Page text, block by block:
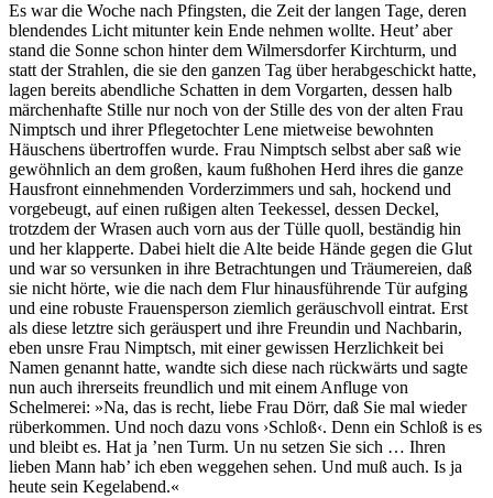
Es war die Woche nach Pfingsten, die Zeit der langen Tage, deren
blendendes Licht mitunter kein Ende nehmen wollte. Heut’ aber
stand die Sonne schon hinter dem Wilmersdorfer Kirchturm, und
statt der Strahlen, die sie den ganzen Tag über herabgeschickt hatte,
lagen bereits abendliche Schatten in dem Vorgarten, dessen halb
märchenhafte Stille nur noch von der Stille des von der alten Frau
Nimptsch und ihrer Pflegetochter Lene mietweise bewohnten
Häuschens übertroffen wurde. Frau Nimptsch selbst aber saß wie
gewöhnlich an dem großen, kaum fußhohen Herd ihres die ganze
Hausfront einnehmenden Vorderzimmers und sah, hockend und
vorgebeugt, auf einen rußigen alten Teekessel, dessen Deckel,
trotzdem der Wrasen auch vorn aus der Tülle quoll, beständig hin
und her klapperte. Dabei hielt die Alte beide Hände gegen die Glut
und war so versunken in ihre Betrachtungen und Träumereien, daß
sie nicht hörte, wie die nach dem Flur hinausführende Tür aufging
und eine robuste Frauensperson ziemlich geräuschvoll eintrat. Erst
als diese letztre sich geräuspert und ihre Freundin und Nachbarin,
eben unsre Frau Nimptsch, mit einer gewissen Herzlichkeit bei
Namen genannt hatte, wandte sich diese nach rückwärts und sagte
nun auch ihrerseits freundlich und mit einem Anfluge von
Schelmerei: »Na, das is recht, liebe Frau Dörr, daß Sie mal wieder
rüberkommen. Und noch dazu vons ›Schloß‹. Denn ein Schloß is es
und bleibt es. Hat ja ’nen Turm. Un nu setzen Sie sich … Ihren
lieben Mann hab’ ich eben weggehen sehen. Und muß auch. Is ja
heute sein Kegelabend.«